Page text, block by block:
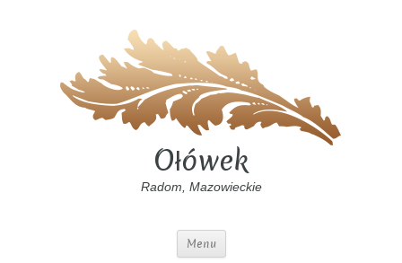
Ołówek
Radom, Mazowieckie
Menu